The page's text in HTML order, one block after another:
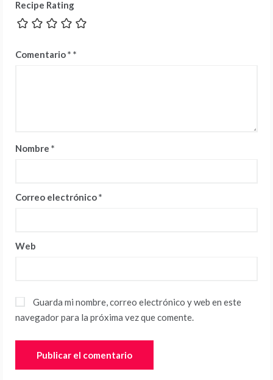
Recipe Rating
Comentario*
Nombre *
Correo electrónico*
Web
Guarda mi nombre, correo electrónico y web en este
navegador para la próxima vez que comente.